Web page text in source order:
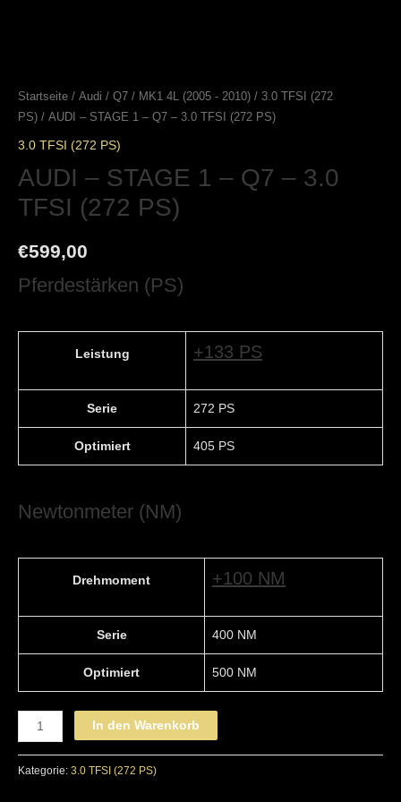
Startseite / Audi / Q7 / MK1 4L (2005 - 2010) / 3.0 TFSI (272
PS) / AUDI – STAGE 1 – Q7 – 3.0 TFSI (272 PS)
3.0 TFSI (272 PS)
AUDI – STAGE 1 – Q7 – 3.0
TFSI (272 PS)
€599,00
Pferdestärken (PS)
Leistung +133 PS
Serie 272 PS
Optimiert 405 PS
Newtonmeter (NM)
Drehmoment +100 NM
Serie 400 NM
Optimiert 500 NM
AUDI
-
STAGE
In den Warenkorb
Kategorie: 3.0 TFSI (272 PS)